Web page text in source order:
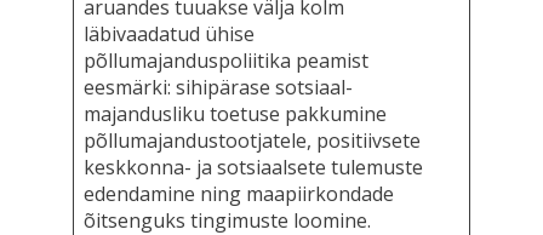
aruandes tuuakse välja kolm
läbivaadatud ühise
põllumajanduspoliitika peamist
eesmärki: sihipärase sotsiaal-
majandusliku toetuse pakkumine
põllumajandustootjatele, positiivsete
keskkonna- ja sotsiaalsete tulemuste
edendamine ning maapiirkondade
õitsenguks tingimuste loomine.